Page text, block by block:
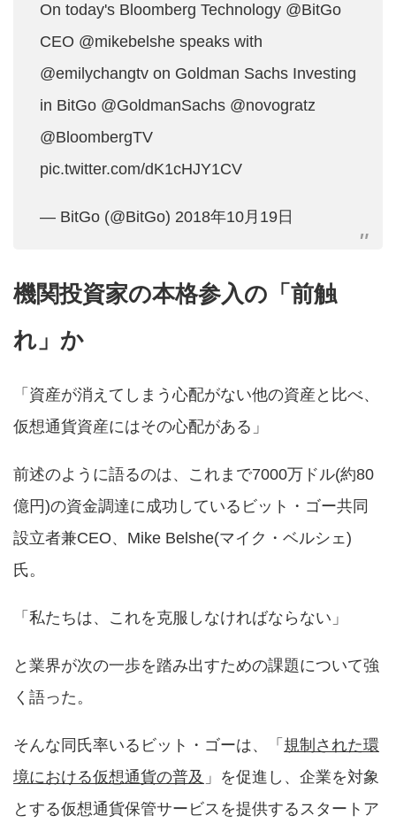
On today's Bloomberg Technology @BitGo
CEO @mikebelshe speaks with
@emilychangtv on Goldman Sachs Investing
in BitGo @GoldmanSachs @novogratz
@BloombergTV
pic.twitter.com/dK1cHJY1CV
— BitGo (@BitGo) 2018年10月19日
機関投資家の本格参入の「前触
れ」か
「資産が消えてしまう心配がない他の資産と比べ、
仮想通貨資産にはその心配がある」
前述のように語るのは、これまで7000万ドル(約80
億円)の資金調達に成功しているビット・ゴー共同
設立者兼CEO、Mike Belshe(マイク・ベルシェ)
氏。
「私たちは、これを克服しなければならない」
と業界が次の一歩を踏み出すための課題について強
く語った。
そんな同氏率いるビット・ゴーは、「 規制された環
境における仮想通貨の普及 」を促進し、企業を対象
とする仮想通貨保管サービスを提供するスタートア